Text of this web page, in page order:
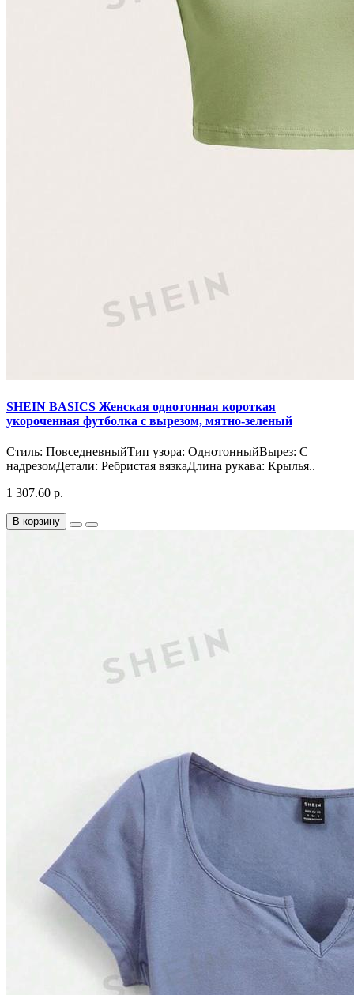
SHEIN BASICS Женская однотонная короткая
укороченная футболка с вырезом, мятно-зеленый
Стиль: ПовседневныйТип узора: ОднотонныйВырез: С
надрезомДетали: Ребристая вязкаДлина рукава: Крылья..
1 307.60 р.
В корзину